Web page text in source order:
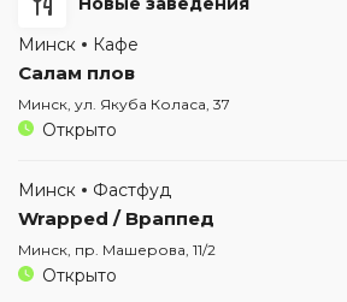
Минск
Кафе
Салам плов
Минск, ул. Якуба Коласа, 37
Открыто
Минск Фастфуд
Wrapped / Враппед
Минск, пр. Машерова, 11/2
Открыто